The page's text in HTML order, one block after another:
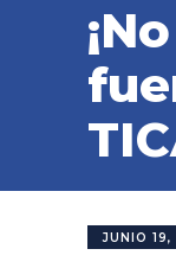
JUNIO 19,